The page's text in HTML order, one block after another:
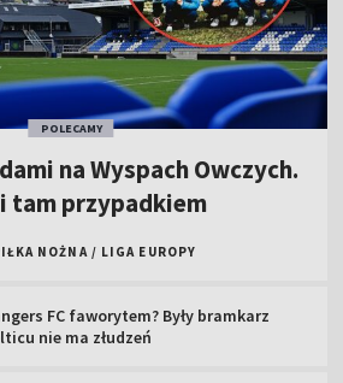
POLECAMY
na Wyspach Owczych.
tam przypadkiem
NOŻNA / LIGA EUROPY
FC faworytem? Były bramkarz
nie ma złudzeń